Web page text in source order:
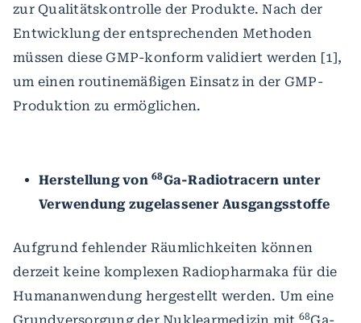
zur Qualitätskontrolle der Produkte. Nach der
Entwicklung der entsprechenden Methoden
müssen diese GMP-konform validiert werden [1],
um einen routinemäßigen Einsatz in der GMP-
Produktion zu ermöglichen.
Herstellung von 68Ga-Radiotracern unter
Verwendung zugelassener Ausgangsstoffe
Aufgrund fehlender Räumlichkeiten können
derzeit keine komplexen Radiopharmaka für die
Humananwendung hergestellt werden. Um eine
Grundversorgung der Nuklearmedizin mit 68Ga-